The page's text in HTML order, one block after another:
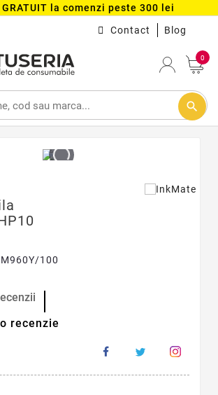
la comenzi peste 300 lei
Contact Blog
0
search
100
recenzie